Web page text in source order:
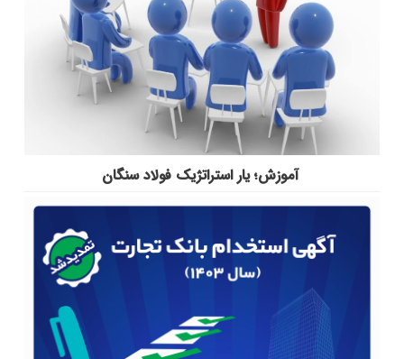
آموزش؛ یار استراتژیک فولاد سنگان